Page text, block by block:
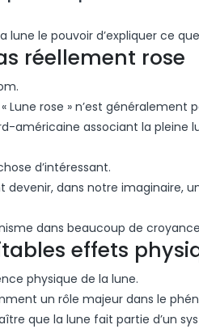
lune le pouvoir d’expliquer ce
réellement rose
rose » n’est généralement
américaine associant la pleine
d’intéressant.
dans notre imaginaire,
dans beaucoup de
effets
physique de la lune.
un rôle majeur dans le
que la lune fait partie d’un